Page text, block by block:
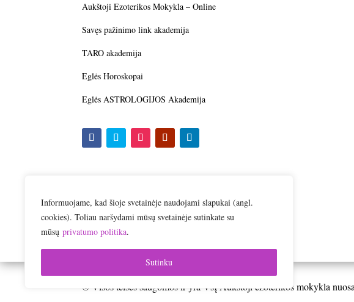
Informuojame, kad šioje svetainėje naudojami slapukai (angl.
cookies). Toliau naršydami mūsų svetainėje sutinkate su
mūsų privatumo politika.
Sutinku
Aukštoji Ezoterikos Mokykla – Online
Savęs pažinimo link akademija
TARO akademija
Eglės Horoskopai
Eglės ASTROLOGIJOS Akademija
© Visos teisės saugomos ir yra VšĮ Aukštoji ezoterikos mokykla